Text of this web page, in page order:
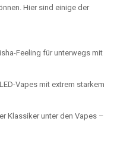
Hier sind einige der
Feeling für unterwegs mit
Vapes mit extrem starkem
Klassiker unter den Vapes –